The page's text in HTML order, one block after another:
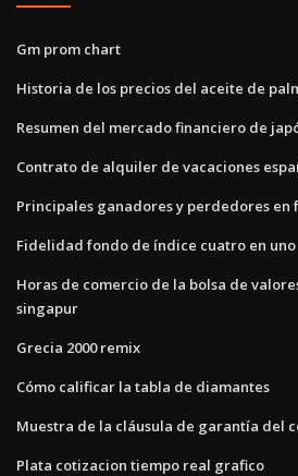
Gm prom chart
Historia de los precios del aceite de
Resumen del mercado financiero de
Contrato de alquiler de vacaciones
Principales ganadores y perdedores en
Fidelidad fondo de índice cuatro en uno
Horas de comercio de la bolsa de
singapur
Grecia 2000 remix
Cómo calificar la tabla de diamantes
Muestra de la cláusula de garantía del
Plata cotizacion tiempo real grafico